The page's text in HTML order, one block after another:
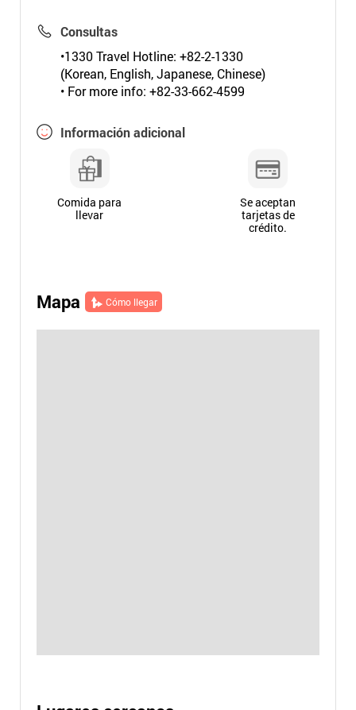
Consultas
•1330 Travel Hotline: +82-2-1330
(Korean, English, Japanese, Chinese)
• For more info: +82-33-662-4599
Información adicional
Comida para
llevar
Se aceptan
tarjetas de
crédito.
Mapa Cómo llegar